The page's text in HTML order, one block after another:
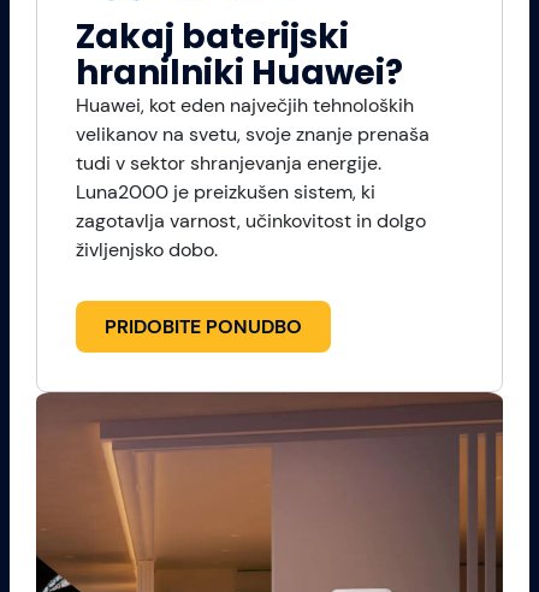
Zakaj baterijski
hranilniki Huawei?
Huawei, kot eden največjih tehnoloških
velikanov na svetu, svoje znanje prenaša
tudi v sektor shranjevanja energije.
Luna2000 je preizkušen sistem, ki
zagotavlja varnost, učinkovitost in dolgo
življenjsko dobo.
PRIDOBITE PONUDBO